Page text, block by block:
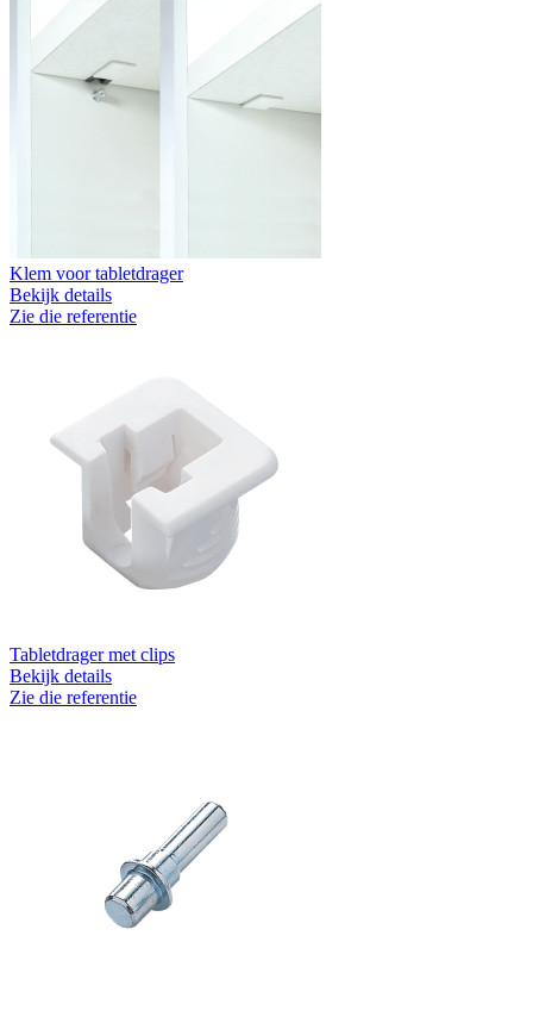
Klem voor tabletdrager
Bekijk details
Zie die referentie
Tabletdrager met clips
Bekijk details
Zie die referentie